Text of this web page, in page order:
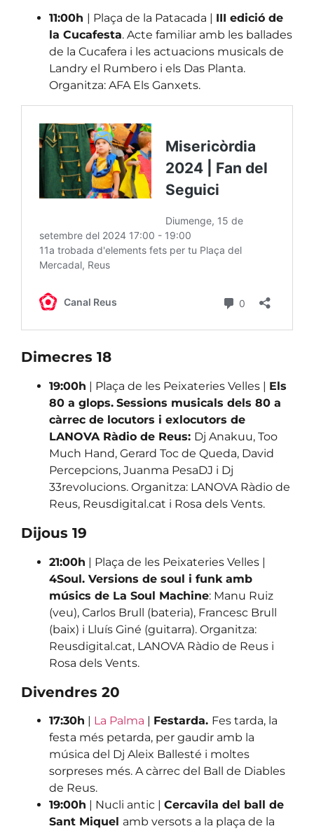
11:00h | Plaça de la Patacada | III edició de
la Cucafesta. Acte familiar amb les ballades
de la Cucafera i les actuacions musicals de
Landry el Rumbero i els Das Planta.
Organitza: AFA Els Ganxets.
Dimecres 18
19:00h | Plaça de les Peixateries Velles | Els
80 a glops. Sessions musicals dels 80 a
càrrec de locutors i exlocutors de
LANOVA Ràdio de Reus: Dj Anakuu, Too
Much Hand, Gerard Toc de Queda, David
Percepcions, Juanma PesaDJ i Dj
33revolucions. Organitza: LANOVA Ràdio de
Reus, Reusdigital.cat i Rosa dels Vents.
Dijous 19
21:00h | Plaça de les Peixateries Velles |
4Soul. Versions de soul i funk amb
músics de La Soul Machine: Manu Ruiz
(veu), Carlos Brull (bateria), Francesc Brull
(baix) i Lluís Giné (guitarra). Organitza:
Reusdigital.cat, LANOVA Ràdio de Reus i
Rosa dels Vents.
Divendres 20
17:30h | La Palma | Festarda. Fes tarda, la
festa més petarda, per gaudir amb la
música del Dj Aleix Ballesté i moltes
sorpreses més. A càrrec del Ball de Diables
de Reus.
19:00h | Nucli antic | Cercavila del ball de
Sant Miquel amb versots a la plaça de la